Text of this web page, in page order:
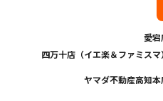
愛宕
四万十店（イエ楽＆ファミスマ）
ヤマダ不動産高知本